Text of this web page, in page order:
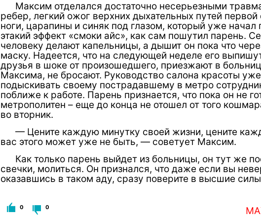
Максим отделался достаточно несерьезными
ребер, легкий ожог верхних дыхательных путей первой
ноги, царапины и синяк под глазом, который уже начал
этакий эффект «смоки айс», как сам пошутил парень.
человеку делают капельницы, а дышит он пока что
маску. Надеется, что на следующей неделе его
друзья в шоке от произошедшего, приезжают в
Максима, не бросают. Руководство салона красоты
подыскивать своему пострадавшему в метро
поближе к работе. Парень признается, что пока он не
метрополитен – еще до конца не отошел от того
во вторник.
— Цените каждую минутку своей жизни, цените
вас этого может уже не быть, — советует Максим.
Как только парень выйдет из больницы, он тут же
свечки, молиться. Он признался, что даже если вы
оказавшись в таком аду, сразу поверите в высшие
0 0